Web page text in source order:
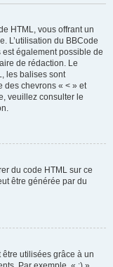
HTML, vous offrant un
L’utilisation du BBCode
également possible de
de rédaction. Le
les balises sont
des chevrons « < » et
veuillez consulter le
du code HTML sur ce
être générée par du
utilisées grâce à un